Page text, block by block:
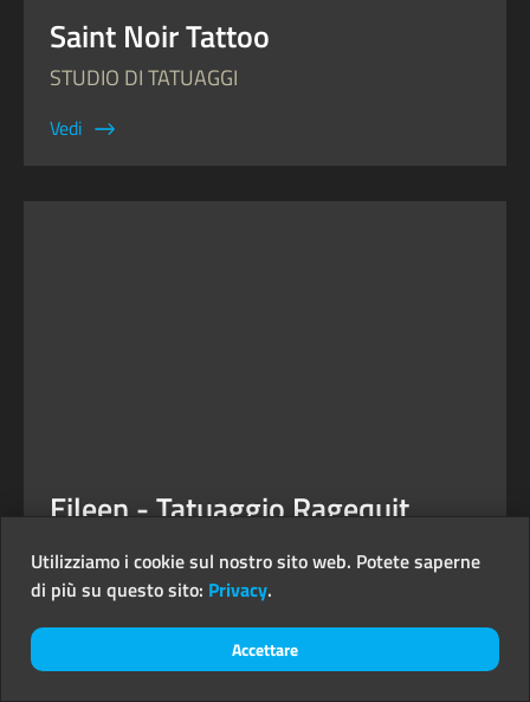
Saint Noir Tattoo
STUDIO DI TATUAGGI
Vedi
Eileen - Tatuaggio Ragequit
ARTISTA DEL TATUAGGIO
Vedi
Utilizziamo i cookie sul nostro sito web. Potete saperne
di più su questo sito: Privacy.
Accettare